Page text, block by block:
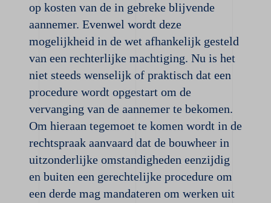
op kosten van de in gebreke blijvende
aannemer. Evenwel wordt deze
mogelijkheid in de wet afhankelijk gesteld
van een rechterlijke machtiging. Nu is het
niet steeds wenselijk of praktisch dat een
procedure wordt opgestart om de
vervanging van de aannemer te bekomen.
Om hieraan tegemoet te komen wordt in de
rechtspraak aanvaard dat de bouwheer in
uitzonderlijke omstandigheden eenzijdig
en buiten een gerechtelijke procedure om
een derde mag mandateren om werken uit